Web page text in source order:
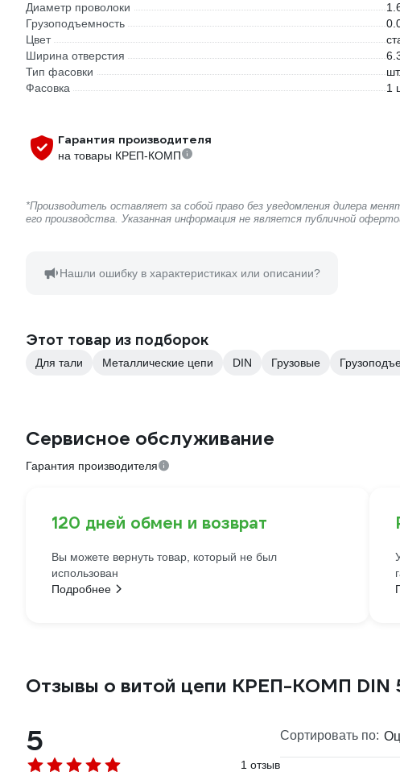
Диаметр проволоки
Грузоподъемность
Цвет
Ширина отверстия
Тип фасовки
шт.
Фасовка
1
Гарантия производителя
на товары КРЕП-КОМП
*Производитель оставляет за собой право без уведомления дилера
его производства. Указанная информация не является публичной
Нашли ошибку в характеристиках или описании?
Этот товар из подборок
Для тали Металлические цепи DIN Грузовые
Сервисное обслуживание
Гарантия производителя
120 дней обмен и возврат
Вы можете вернуть товар, который не был
использован
Подробнее
Отзывы о витой цепи КРЕП-КОМП DIN
5
1 отзыв
Сортировать по: